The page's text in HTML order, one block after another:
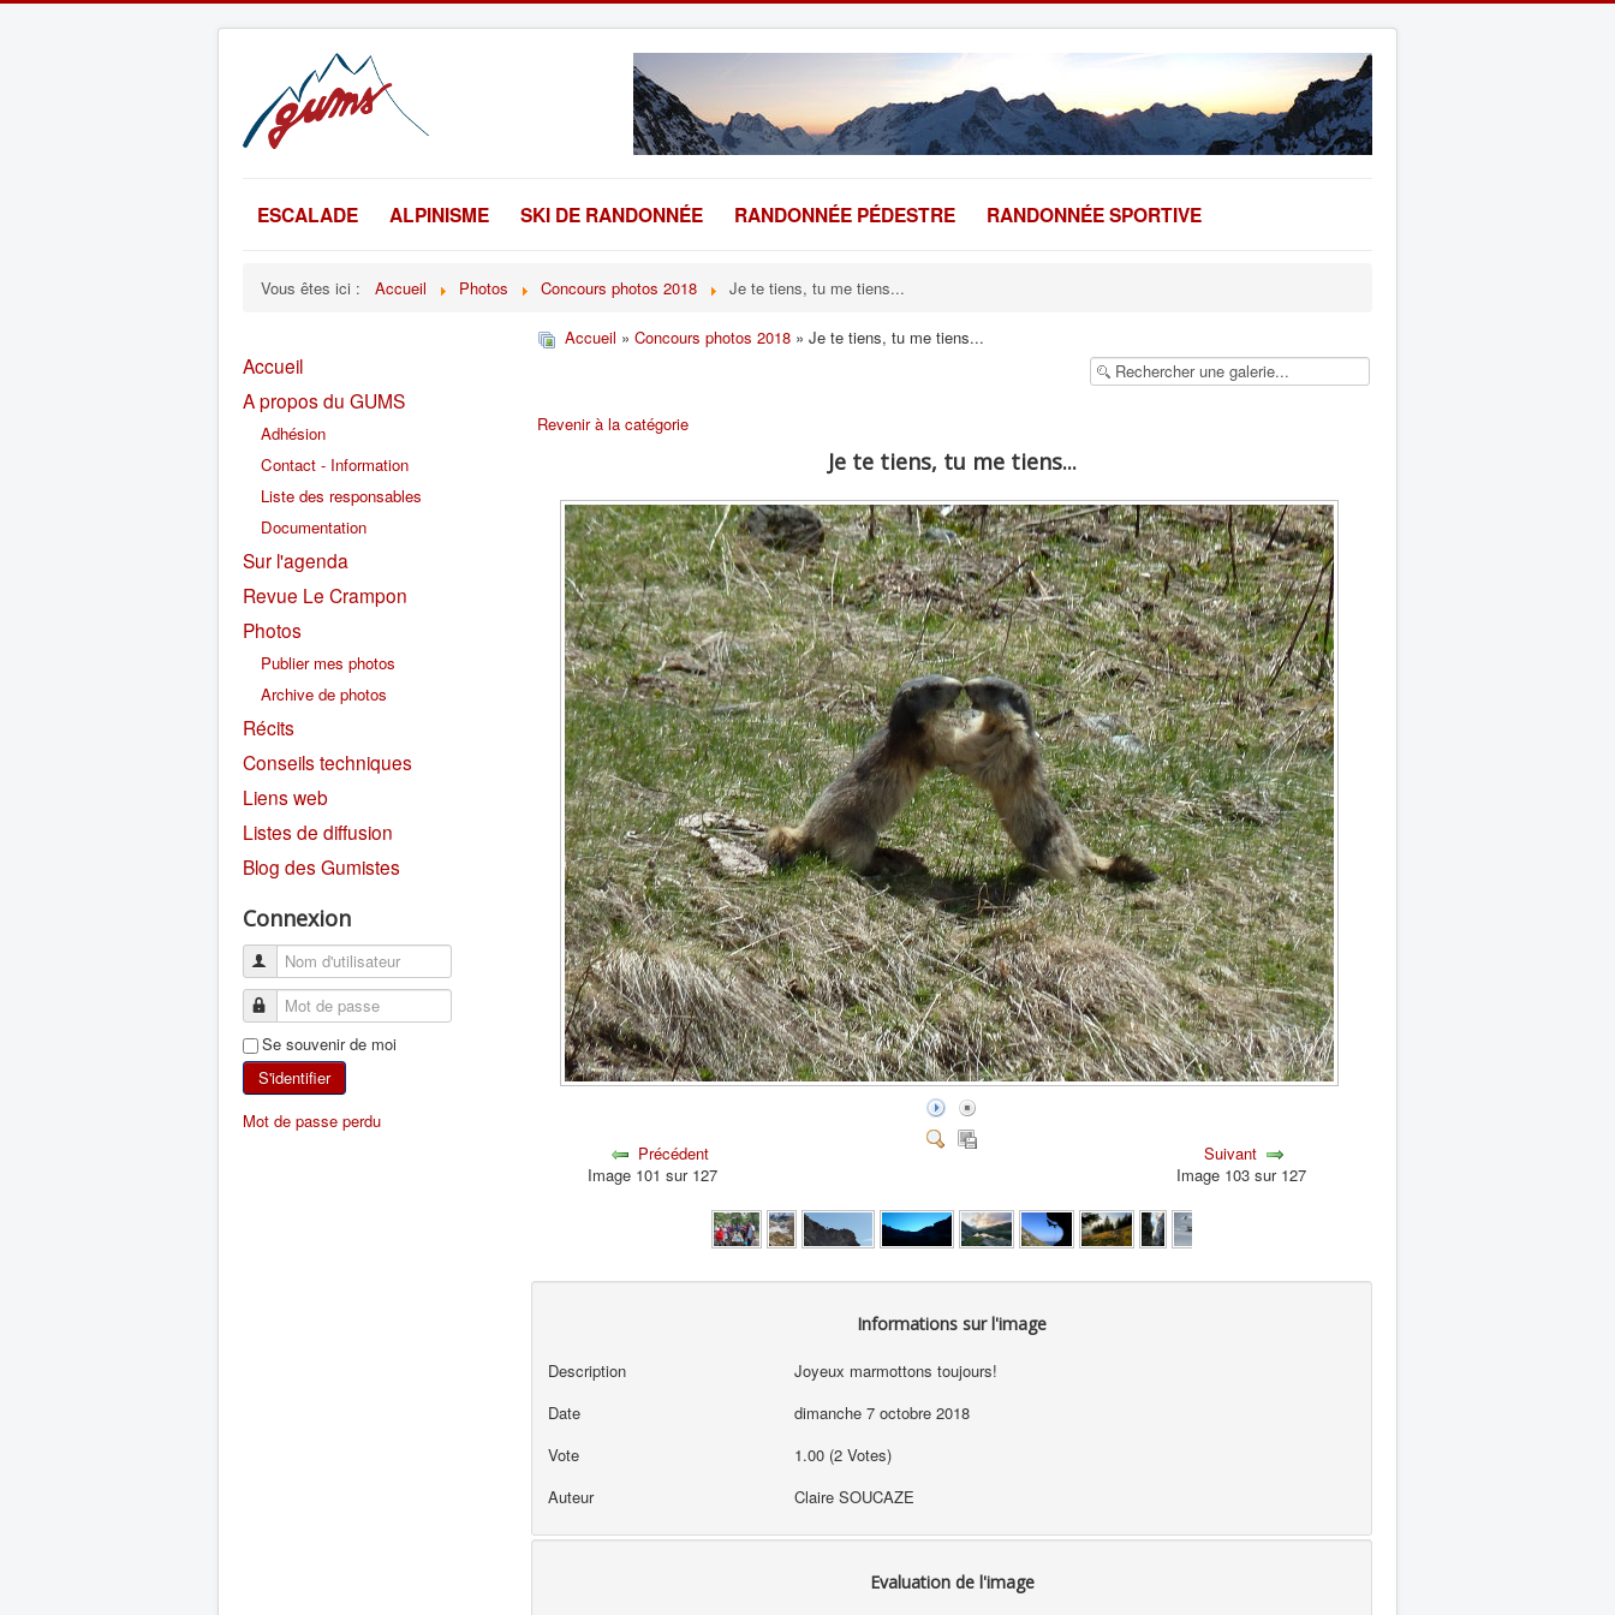
ESCALADE ALPINISME SKI DE RANDONNÉE RANDONNÉE PÉDESTRE RANDONNÉE SPORTIVE
Vous êtes ici : Accueil Photos Concours photos 2018 Je te tiens, tu me tiens...
Accueil
A propos du GUMS
Adhésion
Contact - Information
Liste des responsables
Documentation
Sur l'agenda
Revue Le Crampon
Photos
Publier mes photos
Archive de photos
Récits
Conseils techniques
Liens web
Listes de diffusion
Blog des Gumistes
Connexion
Se souvenir de moi
S'identifier
Mot de passe perdu
Accueil » Concours photos 2018 » Je te tiens, tu me tiens...
Revenir à la catégorie
Je te tiens, tu me tiens...
Précédent
Image 101 sur 127
Suivant
Image 103 sur 127
Informations sur l'image
Description
Joyeux marmottons toujours!
Date
dimanche 7 octobre 2018
Vote
1.00 (2 Votes)
Auteur
Claire SOUCAZE
Evaluation de l'image